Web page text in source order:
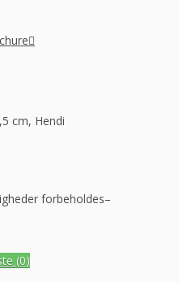
forbeholdes–
(0)